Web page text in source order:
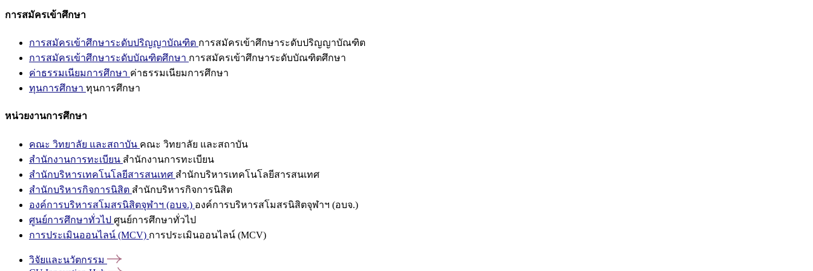
การสมัครเข้าศึกษา
การสมัครเข้าศึกษาระดับปริญญาบัณฑิต การสมัครเข้าศึกษาระดับปริญญาบัณฑิต
การสมัครเข้าศึกษาระดับบัณฑิตศึกษา การสมัครเข้าศึกษาระดับบัณฑิตศึกษา
ค่าธรรมเนียมการศึกษา ค่าธรรมเนียมการศึกษา
ทุนการศึกษา ทุนการศึกษา
หน่วยงานการศึกษา
คณะ วิทยาลัย และสถาบัน คณะ วิทยาลัย และสถาบัน
สำนักงานการทะเบียน สำนักงานการทะเบียน
สำนักบริหารเทคโนโลยีสารสนเทศ สำนักบริหารเทคโนโลยีสารสนเทศ
สำนักบริหารกิจการนิสิต สำนักบริหารกิจการนิสิต
องค์การบริหารสโมสรนิสิตจุฬาฯ (อบจ.) องค์การบริหารสโมสรนิสิตจุฬาฯ (อบจ.)
ศูนย์การศึกษาทั่วไป ศูนย์การศึกษาทั่วไป
การประเมินออนไลน์ (MCV) การประเมินออนไลน์ (MCV)
วิจัยและนวัตกรรม